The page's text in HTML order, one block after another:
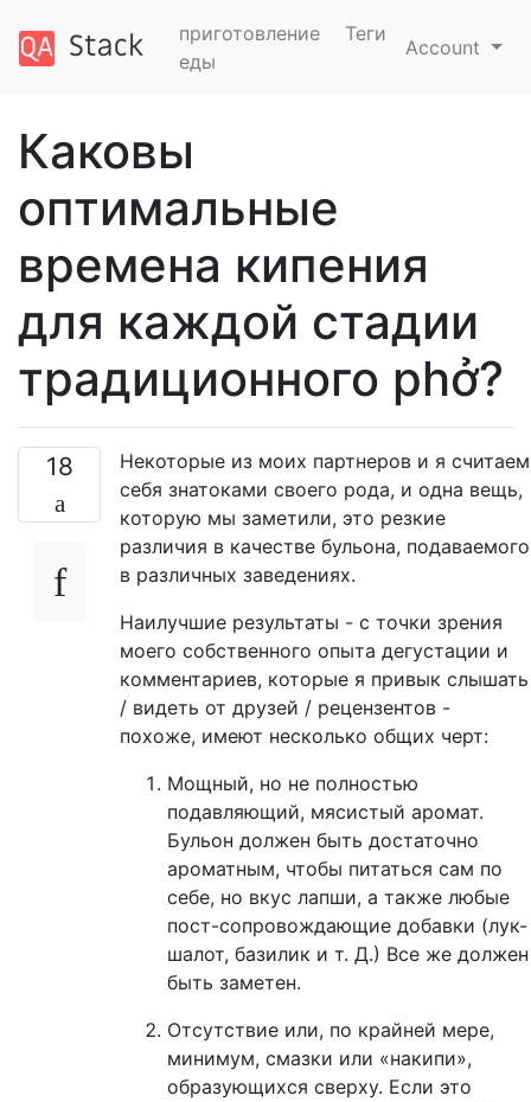
приготовление
еды
Теги
Account
Каковы
оптимальные
времена кипения
для каждой стадии
традиционного phở?
18
Некоторые из моих партнеров и я считаем
себя знатоками своего рода, и одна вещь,
которую мы заметили, это резкие
различия в качестве бульона, подаваемого
в различных заведениях.
Наилучшие результаты - с точки зрения
моего собственного опыта дегустации и
комментариев, которые я привык слышать
/ видеть от друзей / рецензентов -
похоже, имеют несколько общих черт:
Мощный, но не полностью
подавляющий, мясистый аромат.
Бульон должен быть достаточно
ароматным, чтобы питаться сам по
себе, но вкус лапши, а также любые
пост-сопровождающие добавки (лук-
шалот, базилик и т. Д.) Все же должен
быть заметен.
Отсутствие или, по крайней мере,
минимум, смазки или «накипи»,
образующихся сверху. Если это